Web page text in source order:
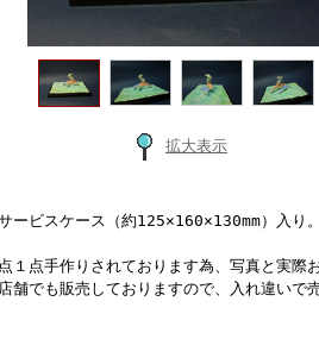
拡大表示
ービスケース（約125×160×130mm）入り。
１点手作りされております為、写真と実際
舗でも販売しておりますので、入れ違いで